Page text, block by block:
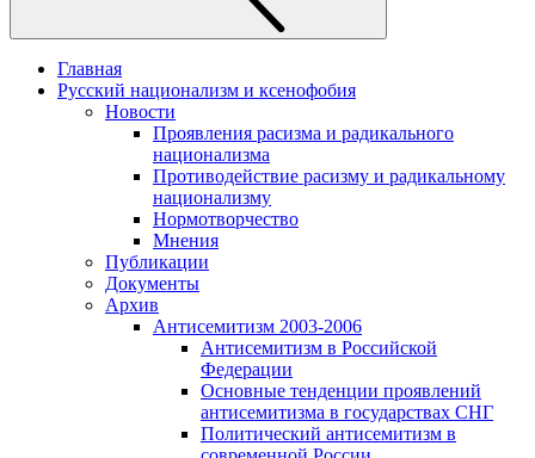
Главная
Русский национализм и ксенофобия
Новости
Проявления расизма и радикального
национализма
Противодействие расизму и радикальному
национализму
Нормотворчество
Мнения
Публикации
Документы
Архив
Антисемитизм 2003-2006
Антисемитизм в Российской
Федерации
Основные тенденции проявлений
антисемитизма в государствах СНГ
Политический антисемитизм в